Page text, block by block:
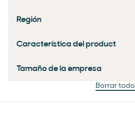
Región
Característica del product
Tamaño de la empresa
Borrar todo